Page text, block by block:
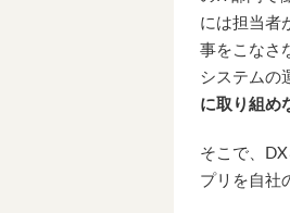
には担当者
事をこなさ
システムの
に取り組め
そこで、
プリを自社